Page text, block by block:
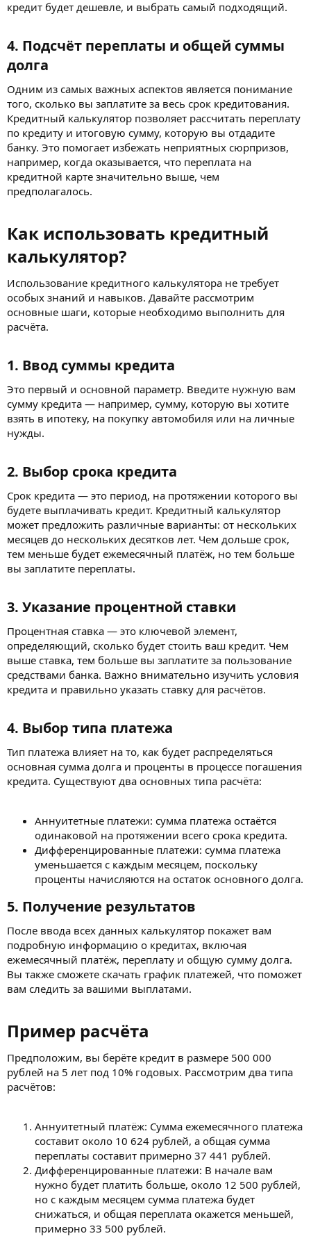
кредит будет дешевле, и выбрать самый подходящий.
4. Подсчёт переплаты и общей суммы
долга​
Одним из самых важных аспектов является понимание
того, сколько вы заплатите за весь срок кредитования.
Кредитный калькулятор позволяет рассчитать переплату
по кредиту и итоговую сумму, которую вы отдадите
банку. Это помогает избежать неприятных сюрпризов,
например, когда оказывается, что переплата на
кредитной карте значительно выше, чем
предполагалось.
Как использовать кредитный
калькулятор?​
Использование кредитного калькулятора не требует
особых знаний и навыков. Давайте рассмотрим
основные шаги, которые необходимо выполнить для
расчёта.
1. Ввод суммы кредита​
Это первый и основной параметр. Введите нужную вам
сумму кредита — например, сумму, которую вы хотите
взять в ипотеку, на покупку автомобиля или на личные
нужды.
2. Выбор срока кредита​
Срок кредита — это период, на протяжении которого вы
будете выплачивать кредит. Кредитный калькулятор
может предложить различные варианты: от нескольких
месяцев до нескольких десятков лет. Чем дольше срок,
тем меньше будет ежемесячный платёж, но тем больше
вы заплатите переплаты.
3. Указание процентной ставки​
Процентная ставка — это ключевой элемент,
определяющий, сколько будет стоить ваш кредит. Чем
выше ставка, тем больше вы заплатите за пользование
средствами банка. Важно внимательно изучить условия
кредита и правильно указать ставку для расчётов.
4. Выбор типа платежа​
Тип платежа влияет на то, как будет распределяться
основная сумма долга и проценты в процессе погашения
кредита. Существуют два основных типа расчёта:
Аннуитетные платежи: сумма платежа остаётся
одинаковой на протяжении всего срока кредита.
Дифференцированные платежи: сумма платежа
уменьшается с каждым месяцем, поскольку
проценты начисляются на остаток основного долга.
5. Получение результатов​
После ввода всех данных калькулятор покажет вам
подробную информацию о кредитах, включая
ежемесячный платёж, переплату и общую сумму долга.
Вы также сможете скачать график платежей, что поможет
вам следить за вашими выплатами.
Пример расчёта​
Предположим, вы берёте кредит в размере 500 000
рублей на 5 лет под 10% годовых. Рассмотрим два типа
расчётов:
Аннуитетный платёж: Сумма ежемесячного платежа
составит около 10 624 рублей, а общая сумма
переплаты составит примерно 37 441 рублей.
Дифференцированные платежи: В начале вам
нужно будет платить больше, около 12 500 рублей,
но с каждым месяцем сумма платежа будет
снижаться, и общая переплата окажется меньшей,
примерно 33 500 рублей.